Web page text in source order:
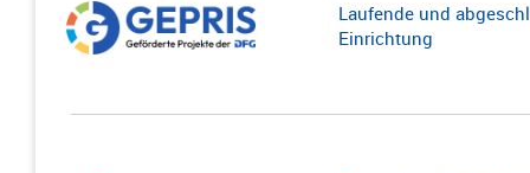
Laufende und
Einrichtung